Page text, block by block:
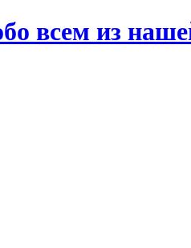
всем из